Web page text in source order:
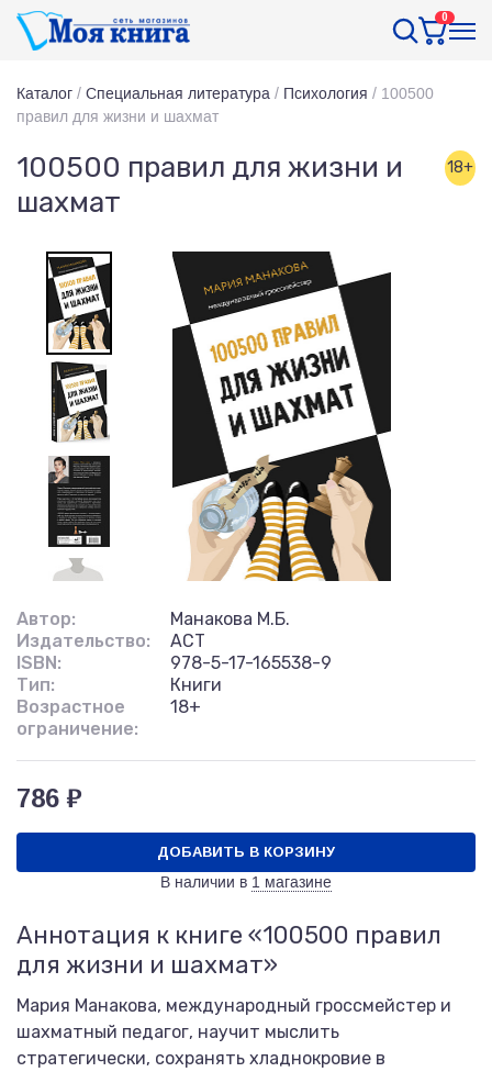
0
Каталог / Специальная литература / Психология / 100500
правил для жизни и шахмат
100500 правил для жизни и
шахмат
18+
Автор:
Манакова М.Б.
Издательство:
АСТ
ISBN:
978-5-17-165538-9
Тип:
Книги
Возрастное
ограничение:
18+
786 ₽
ДОБАВИТЬ В КОРЗИНУ
В наличии в 1 магазине
Аннотация к книге «100500 правил
для жизни и шахмат»
Мария Манакова, международный гроссмейстер и
шахматный педагог, научит мыслить
стратегически, сохранять хладнокровие в